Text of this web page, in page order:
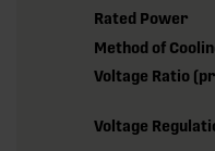
Rated Power
Method of
Voltage Ratio
Voltage